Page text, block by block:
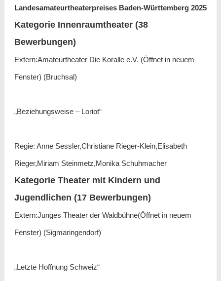
Landesamateurtheaterpreises Baden-Württemberg 2025
Kategorie Innenraumtheater (38
Bewerbungen)
Extern:Amateurtheater Die Koralle e.V. (Öffnet in neuem
Fenster) (Bruchsal)
„Beziehungsweise – Loriot“
Regie: Anne Sessler,Christiane Rieger-Klein,Elisabeth
Rieger,Miriam Steinmetz,Monika Schuhmacher
Kategorie Theater mit Kindern und
Jugendlichen (17 Bewerbungen)
Extern:Junges Theater der Waldbühne(Öffnet in neuem
Fenster) (Sigmaringendorf)
„Letzte Hoffnung Schweiz“